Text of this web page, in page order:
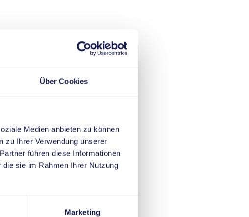
Über Cookies
Medien anbieten zu können
zu Ihrer Verwendung unserer
führen diese Informationen
sie im Rahmen Ihrer Nutzung
Marketing